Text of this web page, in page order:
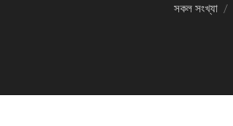
সকল সংখ্যা